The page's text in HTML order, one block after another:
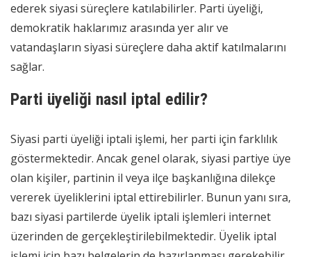
ederek siyasi süreçlere katılabilirler. Parti üyeliği,
demokratik haklarımız arasında yer alır ve
vatandaşların siyasi süreçlere daha aktif katılmalarını
sağlar.
Parti üyeliği nasıl iptal edilir?
Siyasi parti üyeliği iptali işlemi, her parti için farklılık
göstermektedir. Ancak genel olarak, siyasi partiye üye
olan kişiler, partinin il veya ilçe başkanlığına dilekçe
vererek üyeliklerini iptal ettirebilirler. Bunun yanı sıra,
bazı siyasi partilerde üyelik iptali işlemleri internet
üzerinden de gerçekleştirilebilmektedir. Üyelik iptal